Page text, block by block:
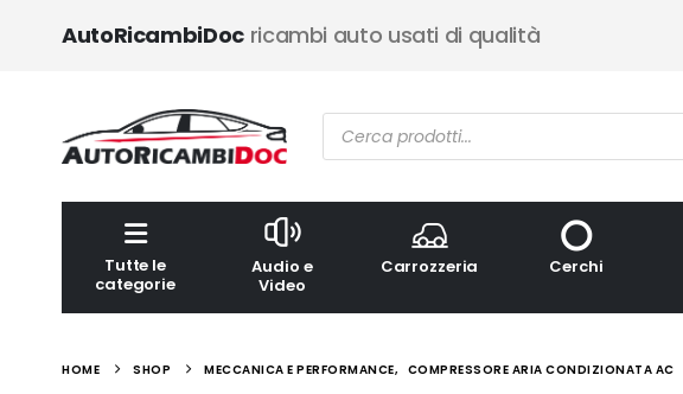
AutoRicambiDocricambi auto usati di qualità
Ricerca
prodotti
Tutte le
categorie
Audio e
Video
Carrozzeria Cerchi
HOME SHOP MECCANICA E PERFORMANCE, COMPRESSORE ARIA CONDIZIONATA AC